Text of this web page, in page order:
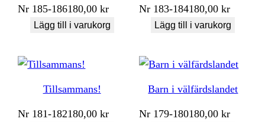
Nr 185-186180,00kr
Lägg till i varukorg
Nr 183-184180,00kr
Lägg till i varukorg
Tillsammans!
Nr 181-182180,00kr
Barn i välfärdslandet
Nr 179-180180,00kr